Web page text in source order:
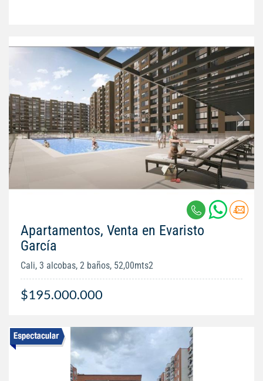
Apartamentos, Venta en Evaristo
García
Cali, 3 alcobas, 2 baños, 52,00mts2
$195.000.000